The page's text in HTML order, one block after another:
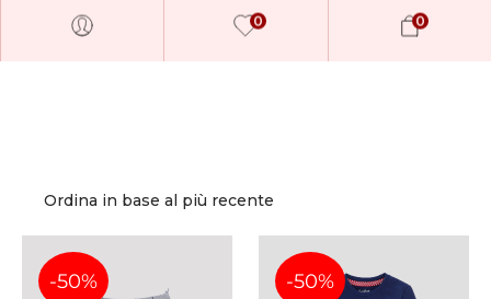
0 0
-50% -50%